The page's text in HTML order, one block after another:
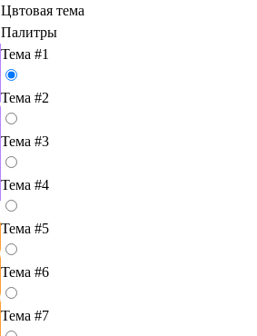
Цвтовая тема
Палитры
Тема #1
Тема #2
Тема #3
Тема #4
Тема #5
Тема #6
Тема #7